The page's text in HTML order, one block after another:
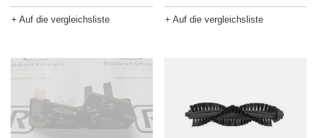
+ Auf die vergleichsliste + Auf die vergleichsliste